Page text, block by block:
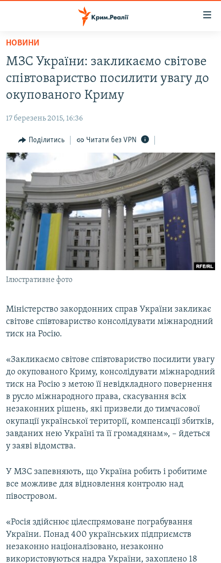
Перейти
основного
матеріалу
до
основної
навігації
Перейти
до
пошуку
ВОДА.КРИМ
ВІДЕО ТА ФОТО
БЛОГИ
ПОГЛЯД
ІНТЕРВ'Ю
ВСЕ ЗА ДЕНЬ
СПЕЦПРОЕКТИ
ДЕПОРТАЦІЯ
ВІДЕОУРОКИ «ELIFBE»
СВІДЧЕННЯ ОКУПАЦІЇ
УКРАЇНСЬКА ПРОБЛЕМА КРИМУ
ІНФОГРАФІКА
ЯК ОБІЙТИ БЛОКУВАННЯ
Русский
Qırımtatar
ДОЛУЧАЙСЯ!
Усі сайти RFE/RL
НОВИНИ
МЗС України: закликаємо світове
співтовариство посилити увагу до
окупованого Криму
17 березень 2015, 16:36
Поділитись Читати без VPN
Ілюстративне фото
Міністерство закордонних справ України закликає
світове співтовариство консолідувати міжнародний
тиск на Росію.
«Закликаємо світове співтовариство посилити увагу
до окупованого Криму, консолідувати міжнародний
тиск на Росію з метою її невідкладного повернення
в русло міжнародного права, скасування всіх
незаконних рішень, які призвели до тимчасової
окупації української території, компенсації збитків,
завданих нею Україні та її громадянам», – йдеться
у заяві відомства.
У МЗС запевняють, що Україна робить і робитиме
все можливе для відновлення контролю над
півостровом.
«Росія здійснює цілеспрямоване пограбування
України. Понад 400 українських підприємств
незаконно націоналізовано, незаконно
використовуються надра України, захоплено 18